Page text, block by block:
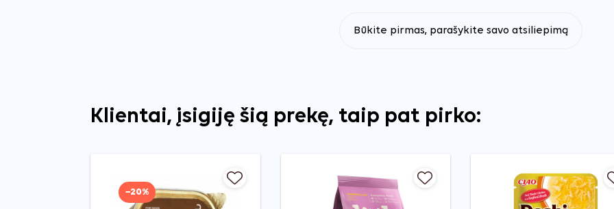
Būkite pirmas, parašykite savo atsiliepimą
Klientai, įsigiję šią prekę, taip pat pirko:
−20%